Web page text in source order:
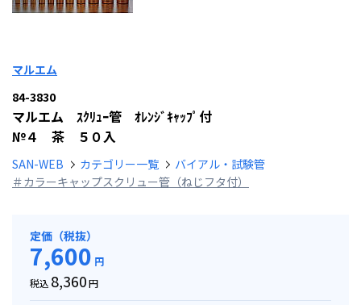
マルエム
84-3830
マルエム ｽｸﾘｭｰ管 ｵﾚﾝｼﾞｷｬｯﾌﾟ付
№４ 茶 ５０入
SAN-WEB カテゴリー一覧
バイアル・試験管
＃カラーキャップスクリュー管（ねじフタ付）
定価（税抜）
7,600 円
税込 8,360円